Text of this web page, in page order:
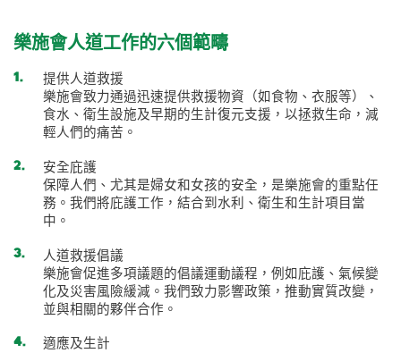
樂施會人道工作的六個範疇
提供人道救援
樂施會致力通過迅速提供救援物資（如食物、衣服等）、
食水、衛生設施及早期的生計復元支援，以拯救生命，減
輕人們的痛苦。
安全庇護
保障人們、尤其是婦女和女孩的安全，是樂施會的重點任
務。我們將庇護工作，結合到水利、衛生和生計項目當
中。
人道救援倡議
樂施會促進多項議題的倡議運動議程，例如庇護、氣候變
化及災害風險緩減。我們致力影響政策，推動實質改變，
並與相關的夥伴合作。
適應及生計